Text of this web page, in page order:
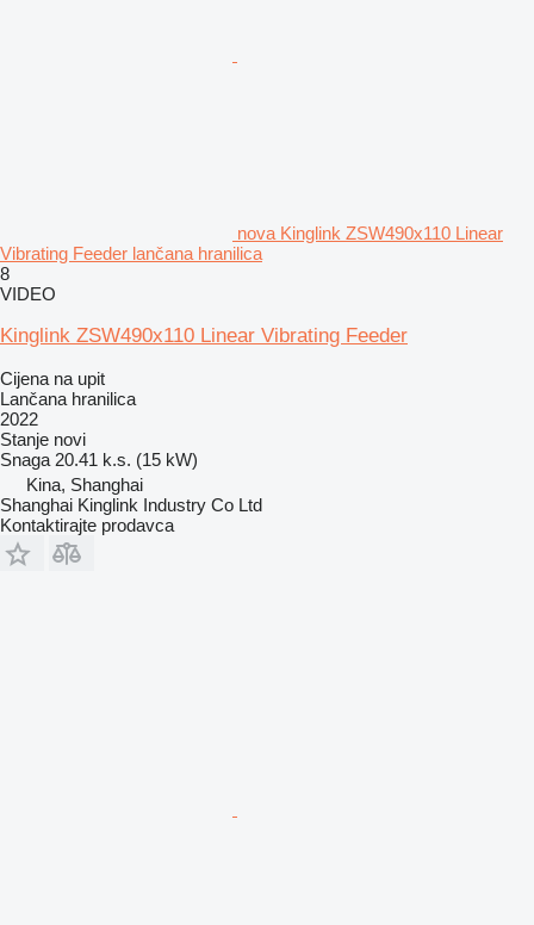
nova Kinglink ZSW490x110 Linear
Vibrating Feeder lančana hranilica
8
VIDEO
Kinglink ZSW490x110 Linear Vibrating Feeder
Cijena na upit
Lančana hranilica
2022
Stanje novi
Snaga 20.41 k.s. (15 kW)
Kina, Shanghai
Shanghai Kinglink Industry Co Ltd
Kontaktirajte prodavca